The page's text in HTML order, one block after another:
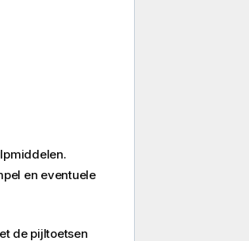
en eventuele
de pijltoetsen